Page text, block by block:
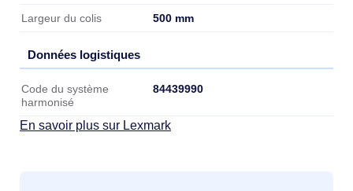
Largeur du colis 500 mm
Données logistiques
Données logistiques
Code du système
harmonisé
84439990
En savoir plus sur Lexmark